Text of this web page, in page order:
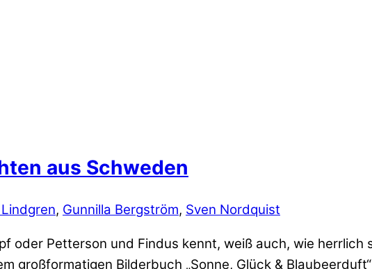
aus Schweden
, Gunnilla Bergström, Sven Nordquist
oder Petterson und Findus kennt, weiß auch, wie herrlich
großformatigen Bilderbuch „Sonne, Glück &